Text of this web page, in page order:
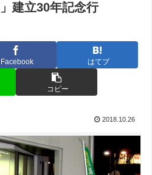
建立30年記念行
Facebook はてブ
コピー
2018.10.26